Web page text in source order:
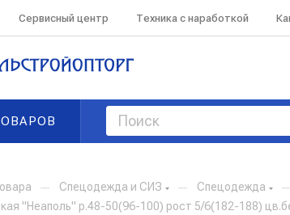
Сервисный центр Техника с наработкой
— Спецодежда и СИЗ — Спецодежда —
"Неаполь" р.48-50(96-100) рост 5/6(182-188)